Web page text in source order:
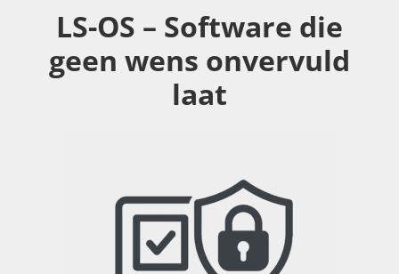
LS-OS – Software die
geen wens onvervuld
laat